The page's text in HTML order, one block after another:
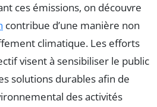
ces émissions, on découvre
contribue d’une manière non
climatique. Les efforts
visent à sensibiliser le public
solutions durables afin de
des activités